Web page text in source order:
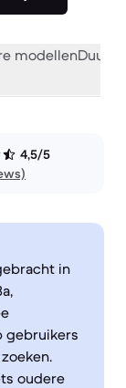
modellen
4,5/5
in
gebruikers
oudere